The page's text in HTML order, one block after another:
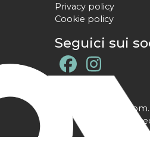
Privacy policy
Cookie policy
Seguici sui
@